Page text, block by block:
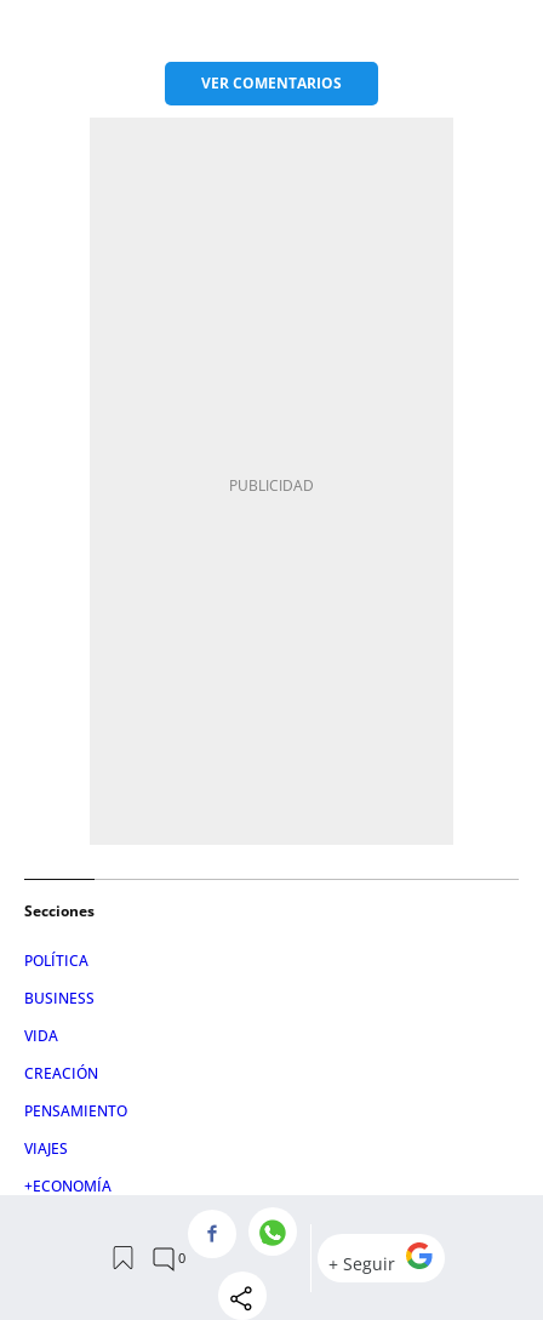
VERCOMENTARIOS
Secciones
POLÍTICA
BUSINESS
VIDA
CREACIÓN
PENSAMIENTO
VIAJES
+ECONOMÍA
PRIMERAS PLANAS